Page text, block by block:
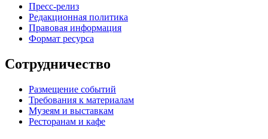
Пресс-релиз
Редакционная политика
Правовая информация
Формат ресурса
Сотрудничество
Размещение событий
Требования к материалам
Музеям и выставкам
Ресторанам и кафе